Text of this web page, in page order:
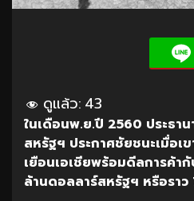
ดูแล้ว: 43
ในเดือนพ.ย.ปี 2560 ประธา
สหรัฐฯ ประกาศชัยชนะเมื่อเ
เยือนเอเชียพร้อมดีลการค้
ล้านดอลลาร์สหรัฐฯ หรือราว